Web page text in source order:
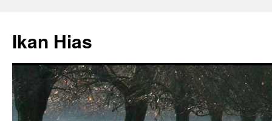
content
Ikan Hias